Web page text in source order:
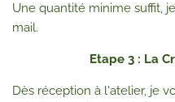
Une quantité minime suffit,
mail.
Etape 3 : La
Dès réception à l'atelier, je